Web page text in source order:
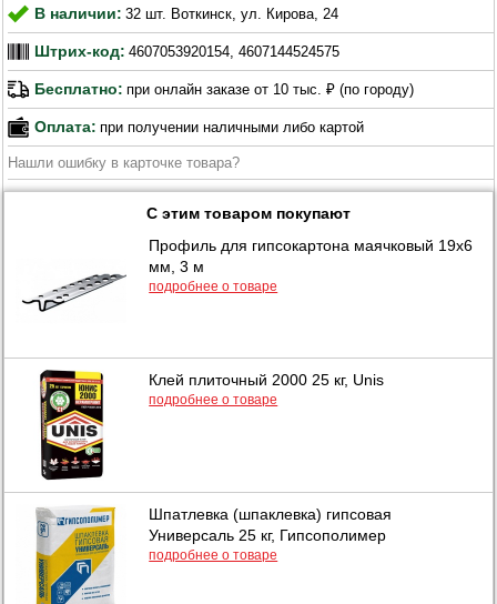
В наличии: 32 шт. Воткинск, ул. Кирова, 24
Штрих-код: 4607053920154, 4607144524575
Бесплатно: при онлайн заказе от 10 тыс. ₽ (по городу)
Оплата: при получении наличными либо картой
Нашли ошибку в карточке товара?
С этим товаром покупают
Профиль для гипсокартона маячковый 19х6
мм, 3 м
подробнее о товаре
Клей плиточный 2000 25 кг, Unis
подробнее о товаре
Шпатлевка (шпаклевка) гипсовая
Универсаль 25 кг, Гипсополимер
подробнее о товаре